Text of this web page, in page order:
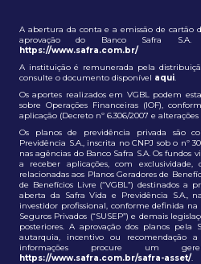
A abertura da conta e a emissão de cartão
aprovação do Banco Safra S.A.
https://www.safra.com.br/
A instituição é remunerada pela
consulte o documento disponível aqui.
Os aportes realizados em VGBL podem
sobre Operações Financeiras (IOF),
aplicação (Decreto nº 6.306/2007 e alterações
Os planos de previdência privada são
Previdência S.A., inscrita no CNPJ sob o nº
nas agências do Banco Safra S.A. Os fundos
a receber aplicações, com exclusividade,
relacionadas aos Planos Geradores de
de Benefícios Livre (“VGBL”) destinados a
aberta da Safra Vida e Previdência S.A.,
investidor profissional, conforme definida
Seguros Privados (“SUSEP”) e demais
posteriores. A aprovação dos planos
autarquia, incentivo ou recomendação
informações procure um
https://www.safra.com.br/safra-asset/.